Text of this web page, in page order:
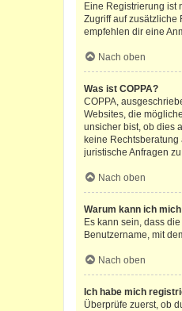
Eine Registrierung ist
Zugriff auf zusätzliche
empfehlen dir eine
Nach oben
Was ist COPPA?
COPPA,
Websites, die
unsicher bist, ob dies
keine
juristische Anfragen
Nach oben
Warum kann ich
Es kann sein, dass
Benutzername, mit
Nach oben
Ich habe mich
Überprüfe zuerst, ob